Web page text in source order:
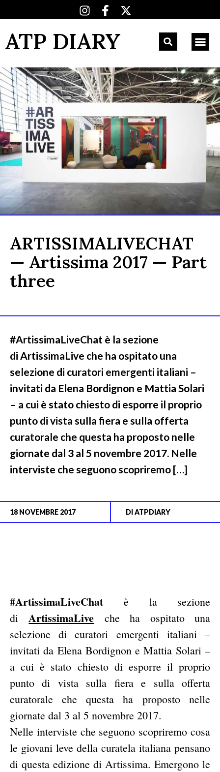
ATP DIARY
ARTISSIMALIVECHAT
— Artissima 2017 — Part
three
#ArtissimaLiveChat è la sezione
di ArtissimaLive che ha ospitato una
selezione di curatori emergenti italiani –
invitati da Elena Bordignon e Mattia Solari
– a cui è stato chiesto di esporre il proprio
punto di vista sulla fiera e sulla offerta
curatorale che questa ha proposto nelle
giornate dal 3 al 5 novembre 2017. Nelle
interviste che seguono scopriremo […]
18 NOVEMBRE 2017 DIATPDIARY
#ArtissimaLiveChat è la sezione
di ArtissimaLive che ha ospitato una
selezione di curatori emergenti italiani –
invitati da Elena Bordignon e Mattia Solari –
a cui è stato chiesto di esporre il proprio
punto di vista sulla fiera e sulla offerta
curatorale che questa ha proposto nelle
giornate dal 3 al 5 novembre 2017.
Nelle interviste che seguono scopriremo cosa
le giovani leve della curatela italiana pensano
di questa edizione di Artissima. Emergono le